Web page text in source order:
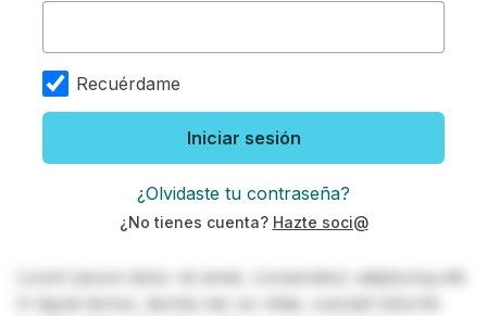
Lorem ipsum dolor sit amet, consectetur adipiscing elit.
In ligula lectus, lacinia nec ex vitae, suscipit lobortis
Recuérdame
Iniciar sesión
¿Olvidaste tu contraseña?
¿No tienes cuenta? Hazte soci@